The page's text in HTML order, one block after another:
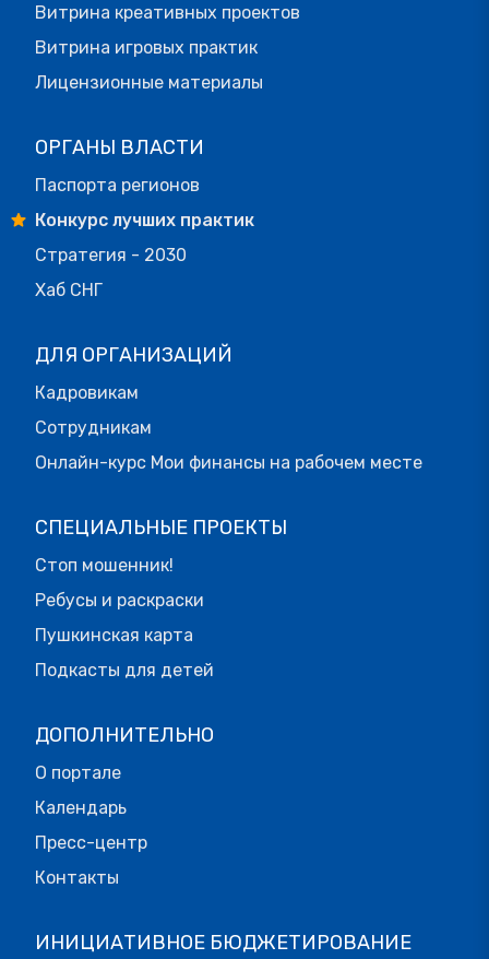
Витрина креативных проектов
Витрина игровых практик
Лицензионные материалы
ОРГАНЫ ВЛАСТИ
Паспорта регионов
Конкурс лучших практик
Стратегия - 2030
Хаб СНГ
ДЛЯ ОРГАНИЗАЦИЙ
Кадровикам
Сотрудникам
Онлайн-курс Мои финансы на рабочем месте
СПЕЦИАЛЬНЫЕ ПРОЕКТЫ
Стоп мошенник!
Ребусы и раскраски
Пушкинская карта
Подкасты для детей
ДОПОЛНИТЕЛЬНО
О портале
Календарь
Пресс-центр
Контакты
ИНИЦИАТИВНОЕ БЮДЖЕТИРОВАНИЕ